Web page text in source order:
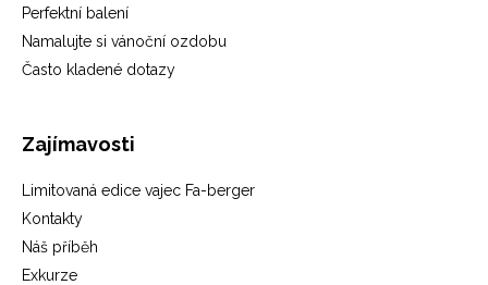
Perfektní balení
Namalujte si vánoční ozdobu
Často kladené dotazy
Zajímavosti
Limitovaná edice vajec Fa-berger
Kontakty
Náš příběh
Exkurze